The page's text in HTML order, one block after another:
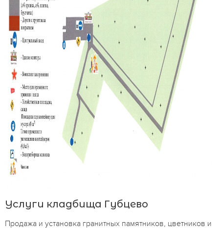
Услуги кладбища Губцево
Продажа и установка гранитных памятников, цветников и